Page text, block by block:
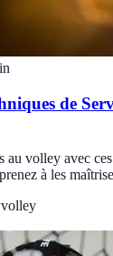
de
au volley avec
à les
volley